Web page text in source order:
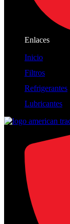
Enlaces
Inicio
Filtros
Refrigerantes
Lubricantes